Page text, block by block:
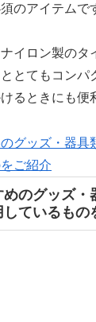
のアイテムで
イロン製のタ
とてもコンパ
るときにも便
のグッズ・
ているもの